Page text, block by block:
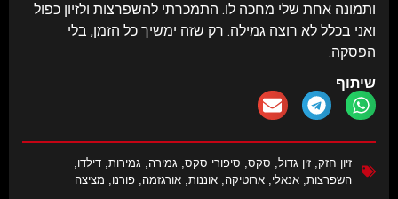
ותמונה אחת שלי מחכה לו. התמכרתי להשפרצות ולזיון כפול
ואני בכלל לא רוצה גמילה. רק שזה ימשיך כל הזמן, בלי
הפסקה.
שיתוף
זיון חזק זין גדול סקס סיפורי סקס גמירה גמירות דילדו
השפרצות אנאלי ארוטיקה אוננות אורגזמה פורנו מציצה